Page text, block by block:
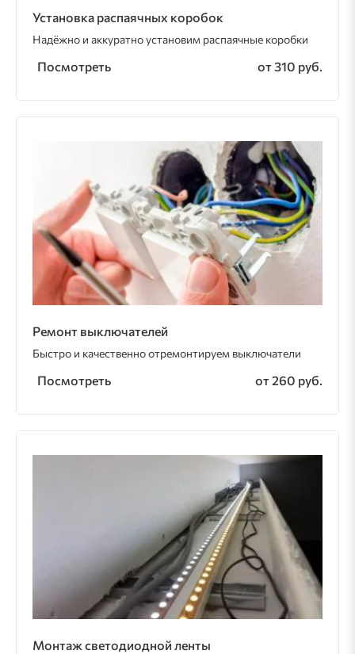
Установка распаячных коробок
Надёжно и аккуратно установим распаячные коробки
Посмотреть от 310 руб.
Ремонт выключателей
Быстро и качественно отремонтируем выключатели
Посмотреть от 260 руб.
Монтаж светодиодной ленты